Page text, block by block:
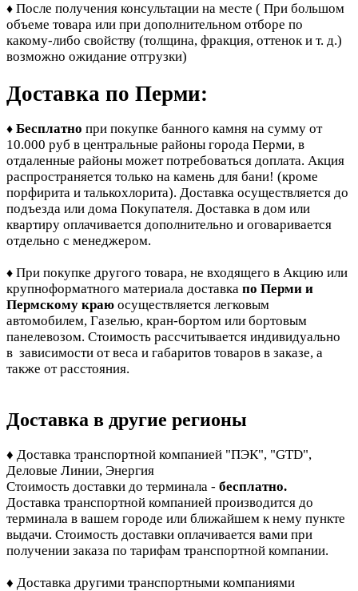
♦ После получения консультации на месте ( При большом
объеме товара или при дополнительном отборе по
какому-либо свойству (толщина, фракция, оттенок и т. д.)
возможно ожидание отгрузки)
Доставка по Перми:
♦ Бесплатно при покупке банного камня на сумму от
10.000 руб в центральные районы города Перми, в
отдаленные районы может потребоваться доплата. Акция
распространяется только на камень для бани! (кроме
порфирита и талькохлорита). Доставка осуществляется до
подъезда или дома Покупателя. Доставка в дом или
квартиру оплачивается дополнительно и оговаривается
отдельно с менеджером.
♦ При покупке другого товара, не входящего в Акцию или
крупноформатного материала доставка по Перми и
Пермскому краю осуществляется легковым
автомобилем, Газелью, кран-бортом или бортовым
панелевозом. Стоимость рассчитывается индивидуально
в зависимости от веса и габаритов товаров в заказе, а
также от расстояния.
Доставка в другие регионы
♦ Доставка транспортной компанией "ПЭК", "GTD",
Деловые Линии, Энергия
Стоимость доставки до терминала - бесплатно.
Доставка транспортной компанией производится до
терминала в вашем городе или ближайшем к нему пункте
выдачи. Стоимость доставки оплачивается вами при
получении заказа по тарифам транспортной компании.
♦ Доставка другими транспортными компаниями